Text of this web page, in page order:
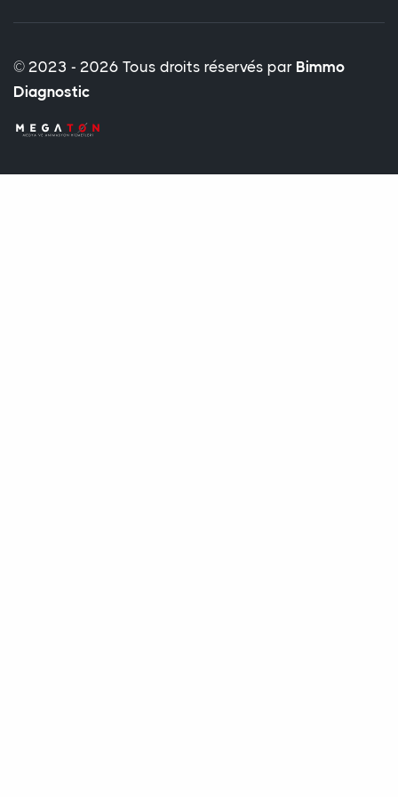
© 2023 - 2026 Tous droits réservés par Bimmo
Diagnostic